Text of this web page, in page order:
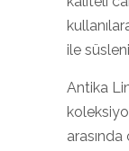
ile
Antika